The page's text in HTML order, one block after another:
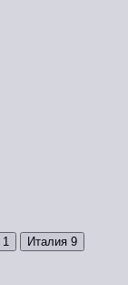
1 Италия 9